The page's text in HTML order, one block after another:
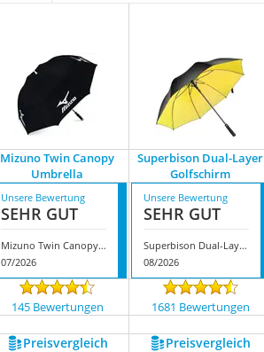
Mizuno Twin Canopy
Umbrella
Superbison Dual-Layer
Golfschirm
Unsere Bewertung
SEHR GUT
Mizuno Twin Canopy Umbrella
07/2026
Unsere Bewertung
SEHR GUT
Superbison Dual-Layer Golfschirm
08/2026
145 Bewertungen 1681 Bewertungen
Preis­vergleich Preis­vergleich